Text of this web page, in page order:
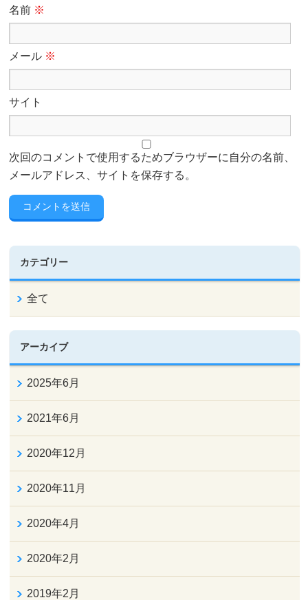
名前 ※
メール ※
サイト
次回のコメントで使用するためブラウザーに自分の名前、
メールアドレス、サイトを保存する。
カテゴリー
全て
アーカイブ
2025年6月
2021年6月
2020年12月
2020年11月
2020年4月
2020年2月
2019年2月